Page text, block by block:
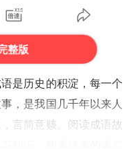
整版
语是历史的积淀，每一个
，是我国几千年以来人
言简意赅。阅读成语故